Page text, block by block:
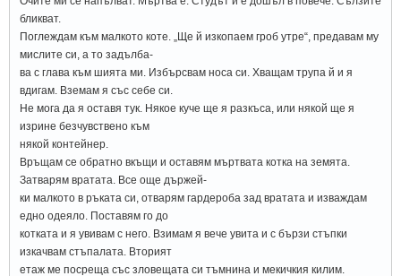
бликват.
Поглеждам към малкото коте. „Ще й изкопаем гроб утре“, предавам му
мислите си, а то задълба-
ва с глава към шията ми. Избърсвам носа си. Хващам трупа й и я
вдигам. Вземам я със себе си.
Не мога да я оставя тук. Някое куче ще я разкъса, или някой ще я
изрине безчувствено към
някой контейнер.
Връщам се обратно вкъщи и оставям мъртвата котка на земята.
Затварям вратата. Все още държей-
ки малкото в ръката си, отварям гардероба зад вратата и изваждам
едно одеяло. Поставям го до
котката и я увивам с него. Взимам я вече увита и с бързи стъпки
изкачвам стъпалата. Вторият
етаж ме посреща със зловещата си тъмнина и мекичкия килим.